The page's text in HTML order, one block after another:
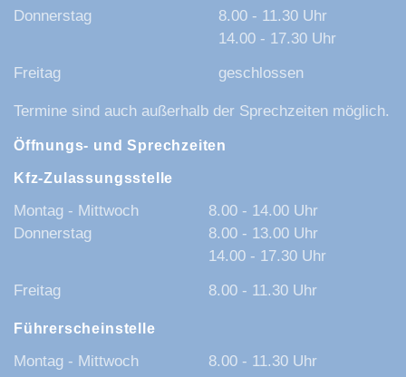
Donnerstag
8.00 - 11.30 Uhr
14.00 - 17.30 Uhr
Freitag
geschlossen
Termine sind auch außerhalb der Sprechzeiten möglich.
Öffnungs- und Sprechzeiten
Kfz-Zulassungsstelle
Montag - Mittwoch
8.00 - 14.00 Uhr
Donnerstag
8.00 - 13.00 Uhr
14.00 - 17.30 Uhr
Freitag
8.00 - 11.30 Uhr
Führerscheinstelle
Montag - Mittwoch
8.00 - 11.30 Uhr